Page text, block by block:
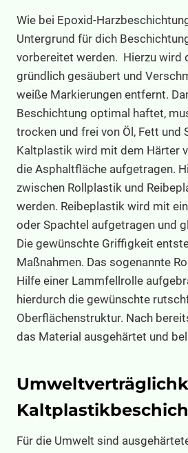
Wie bei Epoxid-
Untergrund für dich
vorbereitet werden. Hierzu wird
gründlich gesäubert und
weiße Markierungen entfernt.
Beschichtung optimal haftet,
trocken und frei von Öl, Fett und
Kaltplastik wird mit dem Härter
die Asphaltfläche aufgetragen.
zwischen Rollplastik und
werden. Reibeplastik wird mit
oder Spachtel aufgetragen und
Die gewünschte Griffigkeit
Maßnahmen. Das sogenannte
Hilfe einer Lammfellrolle
hierdurch die gewünschte
Oberflächenstruktur. Nach
das Material ausgehärtet und
Für die Umwelt sind